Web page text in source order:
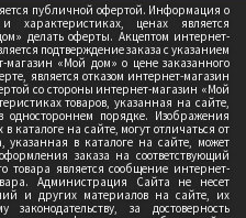
публичной офертой. Информация о
характеристиках, ценах является
делать оферты. Акцептом интернет-
подтверждение заказа с указанием
«Мой дом» о цене заказанного
является отказом интернет-магазин
со стороны интернет-магазин «Мой
товаров, указанная на сайте,
порядке. Изображения
каталоге на сайте, могут отличаться от
в каталоге на сайте, может
заказа на соответствующий
товара является сообщение интернет-
Администрация Сайта не несет
и других материалов на сайте, их
законодательству, за достоверность